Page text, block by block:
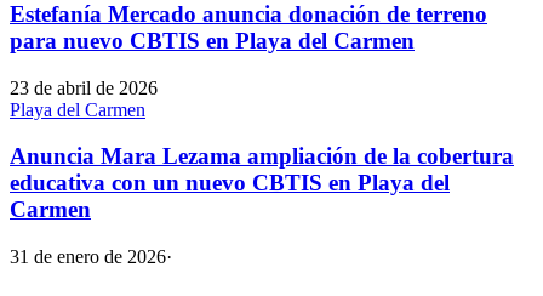
Estefanía Mercado anuncia donación de terreno
para nuevo CBTIS en Playa del Carmen
23 de abril de 2026
Playa del Carmen
Anuncia Mara Lezama ampliación de la cobertura
educativa con un nuevo CBTIS en Playa del
Carmen
31 de enero de 2026·